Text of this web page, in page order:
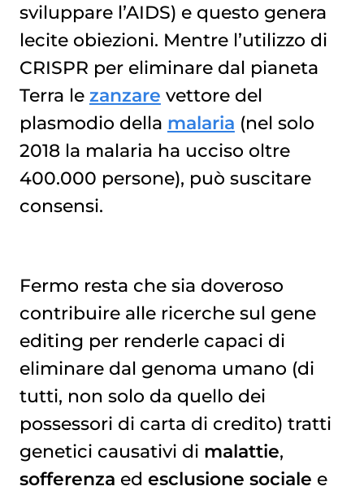
sviluppare l’AIDS) e questo genera
lecite obiezioni. Mentre l’utilizzo di
CRISPR per eliminare dal pianeta
Terra le zanzare vettore del
plasmodio della malaria (nel solo
2018 la malaria ha ucciso oltre
400.000 persone), può suscitare
consensi.
Fermo resta che sia doveroso
contribuire alle ricerche sul gene
editing per renderle capaci di
eliminare dal genoma umano (di
tutti, non solo da quello dei
possessori di carta di credito) tratti
genetici causativi di malattie,
sofferenza ed esclusione sociale e